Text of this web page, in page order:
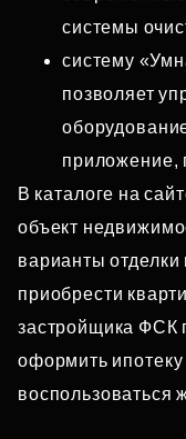
системы
систему
позволяет
приложение,
В каталоге на
объект
варианты
приобрести
застройщика ФСК
оформить ипотеку